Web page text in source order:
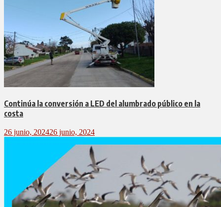
Continúa la conversión a LED del alumbrado público en la
costa
26 junio, 202426 junio, 2024